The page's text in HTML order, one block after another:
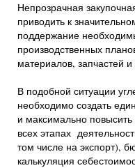
Непрозрачная
приводить к
поддержание
производственных
материалов, запчастей
В подобной ситуации
необходимо создать
и максимально
всех этапах
том числе на экспорт),
калькуляция